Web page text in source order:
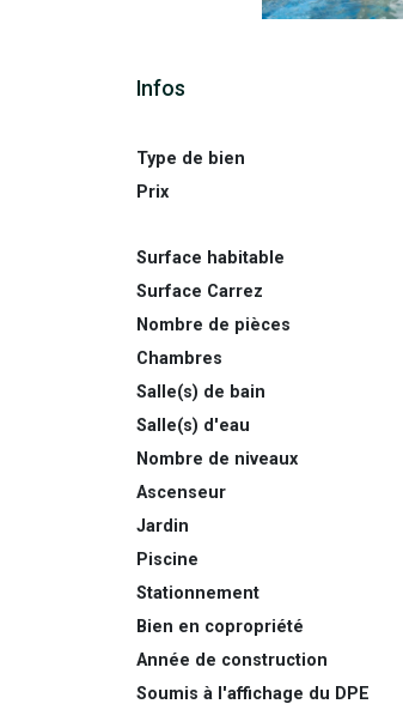
Infos
Type de bien
Prix
Surface habitable
Surface Carrez
Nombre de pièces
Chambres
Salle(s) de bain
Salle(s) d'eau
Nombre de niveaux
Ascenseur
Jardin
Piscine
Stationnement
Bien en copropriété
Année de construction
Soumis à l'affichage du DPE